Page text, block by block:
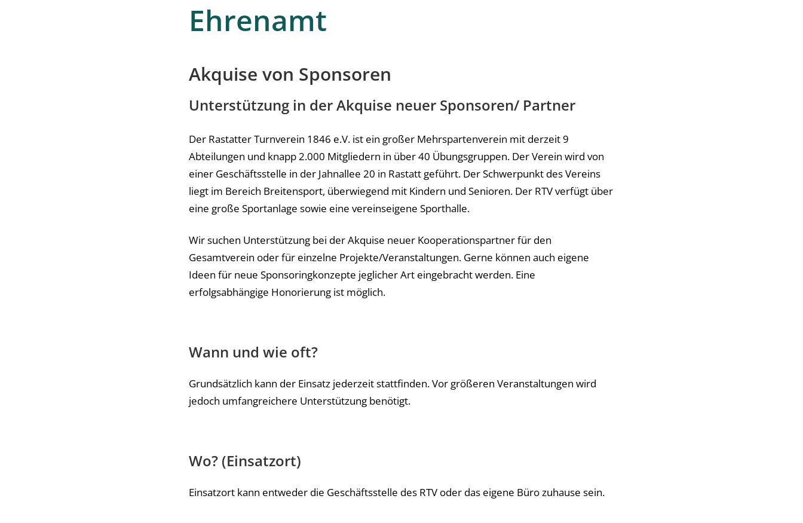
Ehrenamt
Akquise von Sponsoren
Unterstützung in der Akquise neuer Sponsoren/ Partner
Der Rastatter Turnverein 1846 e.V. ist ein großer Mehrspartenverein mit derzeit 9
Abteilungen und knapp 2.000 Mitgliedern in über 40 Übungsgruppen. Der Verein wird von
einer Geschäftsstelle in der Jahnallee 20 in Rastatt geführt. Der Schwerpunkt des Vereins
liegt im Bereich Breitensport, überwiegend mit Kindern und Senioren. Der RTV verfügt über
eine große Sportanlage sowie eine vereinseigene Sporthalle.
Wir suchen Unterstützung bei der Akquise neuer Kooperationspartner für den
Gesamtverein oder für einzelne Projekte/Veranstaltungen. Gerne können auch eigene
Ideen für neue Sponsoringkonzepte jeglicher Art eingebracht werden. Eine
erfolgsabhängige Honorierung ist möglich.
Wann und wie oft?
Grundsätzlich kann der Einsatz jederzeit stattfinden. Vor größeren Veranstaltungen wird
jedoch umfangreichere Unterstützung benötigt.
Wo? (Einsatzort)
Einsatzort kann entweder die Geschäftsstelle des RTV oder das eigene Büro zuhause sein.